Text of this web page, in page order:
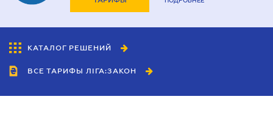
КАТАЛОГ РЕШЕНИЙ
ВСЕ ТАРИФЫ ЛІГА:ЗАКОН